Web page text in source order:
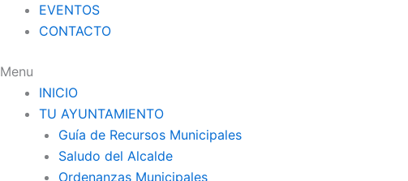
EVENTOS
CONTACTO
Menu
INICIO
TU AYUNTAMIENTO
Guía de Recursos Municipales
Saludo del Alcalde
Ordenanzas Municipales